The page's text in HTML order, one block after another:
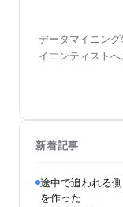
データマイニン
イエンティスト
新着記事
途中で追われる
を作った